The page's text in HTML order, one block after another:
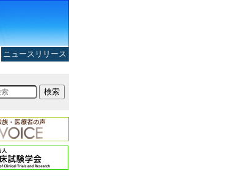
ニュースリリース